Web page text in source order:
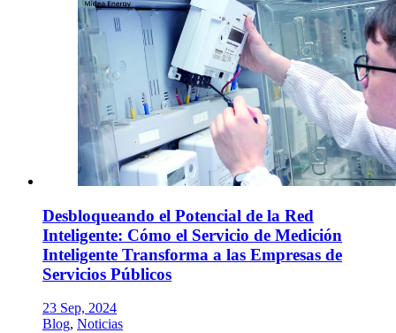
Desbloqueando el Potencial de la Red
Inteligente: Cómo el Servicio de Medición
Inteligente Transforma a las Empresas de
Servicios Públicos
23 Sep, 2024
Blog, Noticias